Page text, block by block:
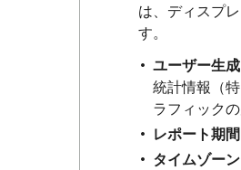
は、ディスプ
す。
ユーザー生
統計情報（
ラフィック
レポート期
タイムゾー